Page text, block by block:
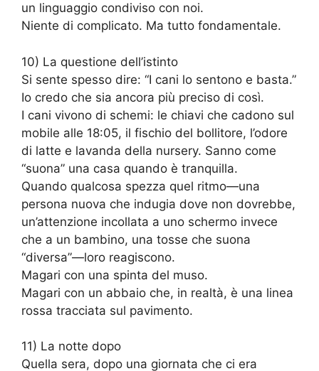
un linguaggio condiviso con noi.
Niente di complicato. Ma tutto fondamentale.
10) La questione dell’istinto
Si sente spesso dire: “I cani lo sentono e basta.”
Io credo che sia ancora più preciso di così.
I cani vivono di schemi: le chiavi che cadono sul
mobile alle 18:05, il fischio del bollitore, l’odore
di latte e lavanda della nursery. Sanno come
“suona” una casa quando è tranquilla.
Quando qualcosa spezza quel ritmo—una
persona nuova che indugia dove non dovrebbe,
un’attenzione incollata a uno schermo invece
che a un bambino, una tosse che suona
“diversa”—loro reagiscono.
Magari con una spinta del muso.
Magari con un abbaio che, in realtà, è una linea
rossa tracciata sul pavimento.
11) La notte dopo
Quella sera, dopo una giornata che ci era